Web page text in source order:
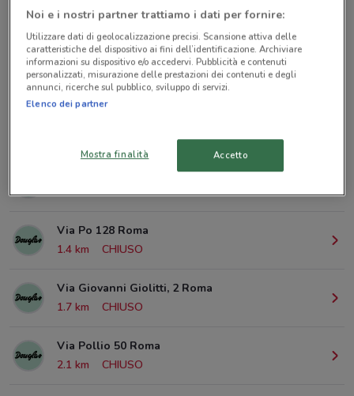
Negozi Douglas a Roma
P.Zza Bologna 32 Roma
524 m
CHIUSO
Via Po 128 Roma
1.4 km
CHIUSO
Via Giovanni Giolitti, 2 Roma
1.7 km
CHIUSO
Via Pollio 50 Roma
2.1 km
CHIUSO
Noi e i nostri partner trattiamo i dati per fornire:
Utilizzare dati di geolocalizzazione precisi. Scansione attiva delle
caratteristiche del dispositivo ai fini dell’identificazione. Archiviare
informazioni su dispositivo e/o accedervi. Pubblicità e contenuti
personalizzati, misurazione delle prestazioni dei contenuti e degli
annunci, ricerche sul pubblico, sviluppo di servizi.
Elenco dei partner
Mostra finalità Accetto